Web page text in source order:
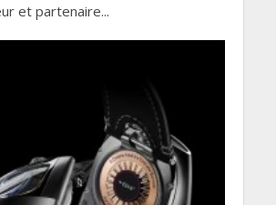
et partenaire...